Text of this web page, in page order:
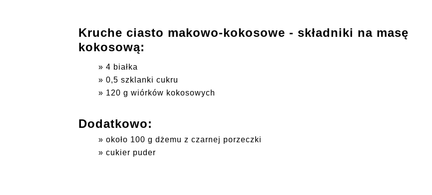
Kruche ciasto makowo-kokosowe - składniki na masę
kokosową:
4 białka
0,5 szklanki cukru
120 g wiórków kokosowych
Dodatkowo:
około 100 g dżemu z czarnej porzeczki
cukier puder